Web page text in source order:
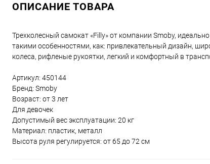
ОПИСАНИЕ ТОВАРА
Трехколесный самокат «Filly» от компании Smoby,
такими особенностями, как: привлекательный дизайн,
колеса, рифленые рукоятки, легкий и комфортный в
Артикул: 450144
Бренд: Smoby
Возраст: от 3 лет
Для девочек
Допустимый вес эксплуатации: 20 кг
Материал: пластик, металл
Высота руля регулируется: от 65 до 72 см